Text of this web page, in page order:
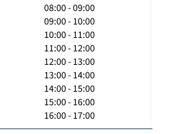
08:00 - 09:00
09:00 - 10:00
10:00 - 11:00
11:00 - 12:00
12:00 - 13:00
13:00 - 14:00
14:00 - 15:00
15:00 - 16:00
16:00 - 17:00